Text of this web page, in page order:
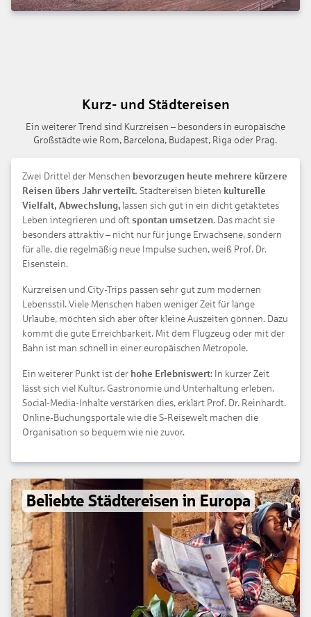
Kurz- und Städtereisen
Ein weiterer Trend sind Kurzreisen – besonders in europäische
Großstädte wie Rom, Barcelona, Budapest, Riga oder Prag.
Zwei Drittel der Menschen bevorzugen heute mehrere kürzere
Reisen übers Jahr verteilt. Städtereisen bieten kulturelle
Vielfalt, Abwechslung, lassen sich gut in ein dicht getaktetes
Leben integrieren und oft spontan umsetzen. Das macht sie
besonders attraktiv – nicht nur für junge Erwachsene, sondern
für alle, die regelmäßig neue Impulse suchen, weiß Prof. Dr.
Eisenstein.
Kurzreisen und City-Trips passen sehr gut zum modernen
Lebensstil. Viele Menschen haben weniger Zeit für lange
Urlaube, möchten sich aber öfter kleine Auszeiten gönnen. Dazu
kommt die gute Erreichbarkeit. Mit dem Flugzeug oder mit der
Bahn ist man schnell in einer europäischen Metropole.
Ein weiterer Punkt ist der hohe Erlebniswert: In kurzer Zeit
lässt sich viel Kultur, Gastronomie und Unterhaltung erleben.
Social-Media-Inhalte verstärken dies, erklärt Prof. Dr. Reinhardt.
Online-Buchungsportale wie die S-Reisewelt machen die
Organisation so bequem wie nie zuvor.
Beliebte Städtereisen in Europa